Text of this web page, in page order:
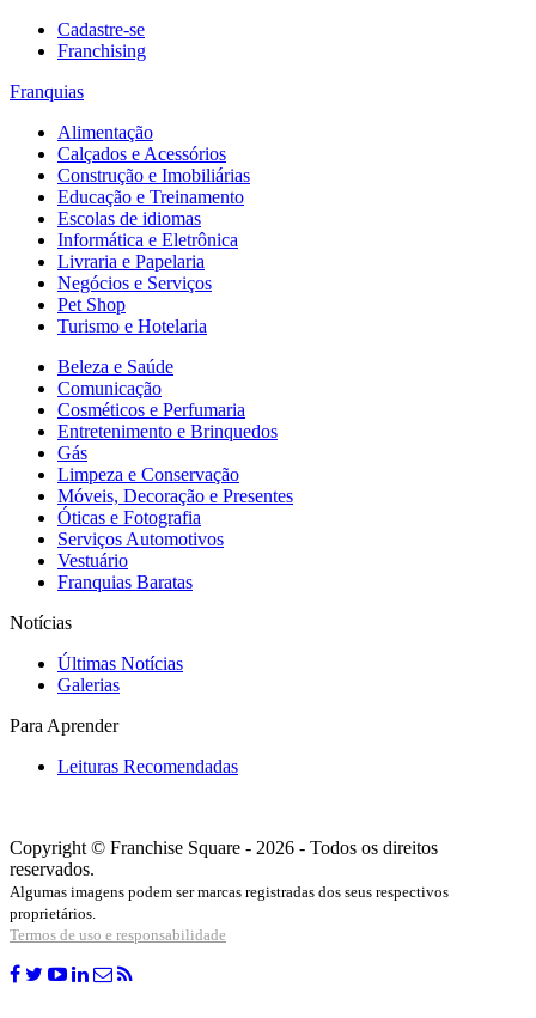
Cadastre-se
Franchising
Franquias
Alimentação
Calçados e Acessórios
Construção e Imobiliárias
Educação e Treinamento
Escolas de idiomas
Informática e Eletrônica
Livraria e Papelaria
Negócios e Serviços
Pet Shop
Turismo e Hotelaria
Beleza e Saúde
Comunicação
Cosméticos e Perfumaria
Entretenimento e Brinquedos
Gás
Limpeza e Conservação
Móveis, Decoração e Presentes
Óticas e Fotografia
Serviços Automotivos
Vestuário
Franquias Baratas
Notícias
Últimas Notícias
Galerias
Para Aprender
Leituras Recomendadas
Copyright © Franchise Square - 2026 - Todos os direitos
reservados.
Algumas imagens podem ser marcas registradas dos seus respectivos
proprietários.
Termos de uso e responsabilidade